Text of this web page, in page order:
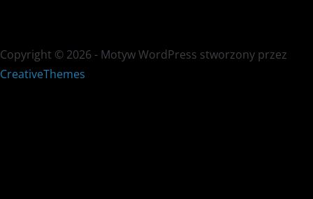
Copyright © 2026 - Motyw WordPress stworzony przez
CreativeThemes